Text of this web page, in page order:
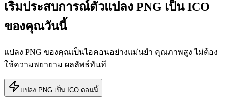
เริ่มประสบการณ์ตัวแปลง PNG เป็น ICO
ของคุณวันนี้
แปลง PNG ของคุณเป็นไอคอนอย่างแม่นยำ คุณภาพสูง ไม่ต้อง
ใช้ความพยายาม ผลลัพธ์ทันที
แปลง PNG เป็น ICO ตอนนี้